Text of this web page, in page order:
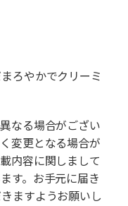
ろやかでクリーミ
なる場合がござい
変更となる場合が
内容に関しまして
す。お手元に届き
ますようお願いし